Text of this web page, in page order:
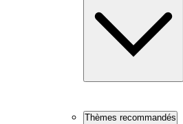
Thèmes recommandés